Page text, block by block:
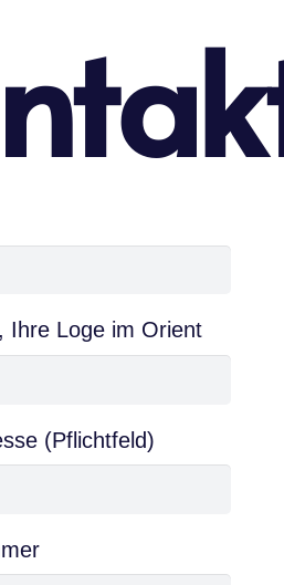
Ihre Loge im Orient
(Pflichtfeld)